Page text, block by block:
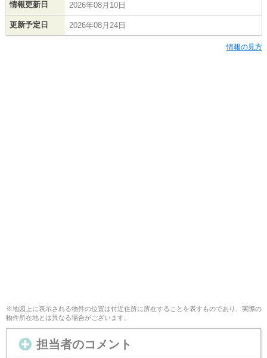
情報更新日 2026年08月10日
更新予定日 2026年08月24日
情報の見方
※地図上に表示される物件の位置は付近住所に所在することを表すものであり、実際の
物件所在地とは異なる場合がございます。
担当者のコメント